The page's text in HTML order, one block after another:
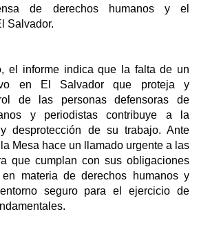
de derechos humanos y el
Salvador.
el informe indica que la falta de un
en El Salvador que proteja y
de las personas defensoras de
y periodistas contribuye a la
desprotección de su trabajo. Ante
Mesa hace un llamado urgente a las
que cumplan con sus obligaciones
en materia de derechos humanos y
seguro para el ejercicio de